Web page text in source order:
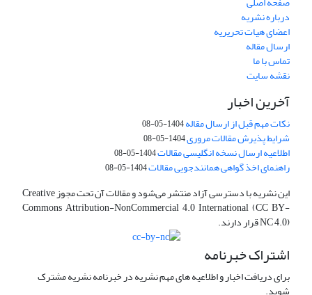
درباره نشریه
اعضای هیات تحریریه
ارسال مقاله
تماس با ما
نقشه سایت
آخرین اخبار
نکات مهم قبل از ارسال مقاله1404-05-08
شرایط پذیرش مقالات مروری1404-05-08
اطلاعیه ارسال نسخه انگلیسی مقالات1404-05-08
راهنمای اخذ گواهی همانندجویی مقالات1404-05-08
این نشریه با دسترسی آزاد منتشر می‌شود و مقالات آن تحت مجوز Creative
Commons Attribution-NonCommercial 4.0 International (CC BY-
NC 4.0) قرار دارند.
اشتراک خبرنامه
برای دریافت اخبار و اطلاعیه های مهم نشریه در خبرنامه نشریه مشترک
شوید.